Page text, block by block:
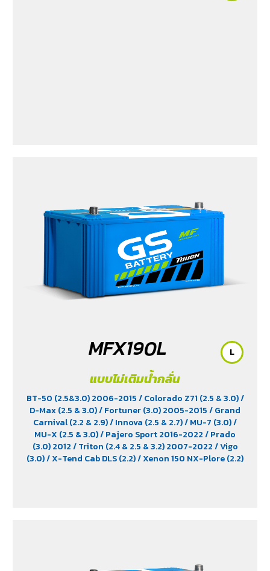
MFX190L
แบบไม่เติมน้ำกลั่น
BT-50 (2.5&3.0) 2006-2015/ Colorado Z71 (2.5 & 3.0)/
D-Max (2.5 & 3.0)/ Fortuner (3.0) 2005-2015/ Grand
Carnival (2.2 & 2.9)/ Innova (2.5 & 2.7)/ MU-7 (3.0)/
MU-X (2.5 & 3.0)/ Pajero Sport 2016-2022/ Prado
(3.0) 2012/ Triton (2.4 & 2.5 & 3.2) 2007-2022/ Vigo
(3.0)/ X-Tend Cab DLS (2.2)/ Xenon 150 NX-Plore (2.2)
L